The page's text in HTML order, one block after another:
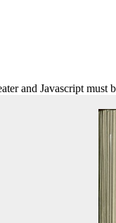
and Javascript must